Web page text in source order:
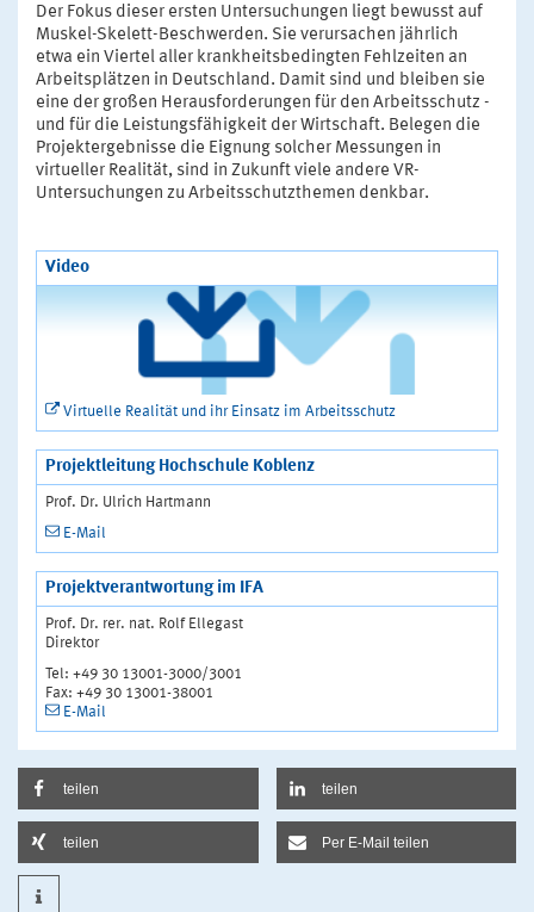
Der Fokus dieser ersten Untersuchungen liegt bewusst auf
Muskel-Skelett-Beschwerden. Sie verursachen jährlich
etwa ein Viertel aller krankheitsbedingten Fehlzeiten an
Arbeitsplätzen in Deutschland. Damit sind und bleiben sie
eine der großen Herausforderungen für den Arbeitsschutz -
und für die Leistungsfähigkeit der Wirtschaft. Belegen die
Projektergebnisse die Eignung solcher Messungen in
virtueller Realität, sind in Zukunft viele andere VR-
Untersuchungen zu Arbeitsschutzthemen denkbar.
Video
Virtuelle Realität und ihr Einsatz im Arbeitsschutz
Projektleitung Hochschule Koblenz
Prof. Dr. Ulrich Hartmann
E-Mail
Projektverantwortung im IFA
Prof. Dr. rer. nat. Rolf Ellegast
Direktor
Tel: +49 30 13001-3000/3001
Fax: +49 30 13001-38001
E-Mail
teilen teilen
teilen Per E-Mail teilen